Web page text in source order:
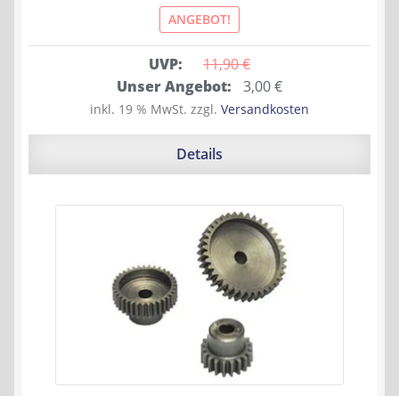
ANGEBOT!
UVP: 11,90 €
Ursprünglicher
Preis
war:
Unser Angebot: 3,00€Aktueller
Preis
ist:
inkl. 19 % MwSt. zzgl. Versandkosten
Details